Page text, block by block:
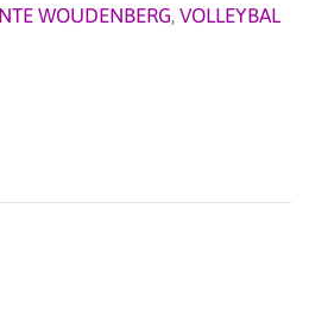
WOUDENBERG, VOLLEYBAL